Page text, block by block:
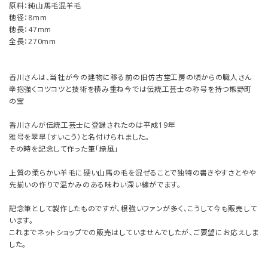
原料：純山馬毛混羊毛
穂径：8mm
穂長：47mm
全長：270mm
香川さんは、当社が今の建物に移る前の旧仿古堂工房の頃からの職人さん
辛抱強くコツコツと技術を積み重ね今では伝統工芸士の称号を持つ熊野町
の宝
香川さんが伝統工芸士に登録されたのは平成19年
雅号を翠皐（すいこう）と名付けられました。
その時を記念して作った筆「緑風」
上質の柔らかい羊毛に硬い山馬の毛を混ぜることで独特の書きやすさとやや
先揃いの作りで温かみのある味わい深い線がでます。
記念筆として製作したものですが、根強いファンが多く、こうして今も販売して
います。
これまでネットショップでの販売はしていませんでしたが、ご要望にお応えしま
した。